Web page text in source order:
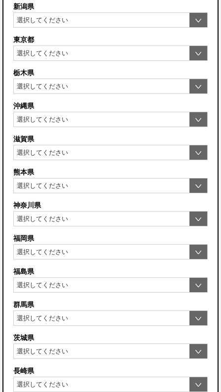
新潟県
東京都
栃木県
沖縄県
滋賀県
熊本県
神奈川県
福岡県
福島県
群馬県
茨城県
長崎県